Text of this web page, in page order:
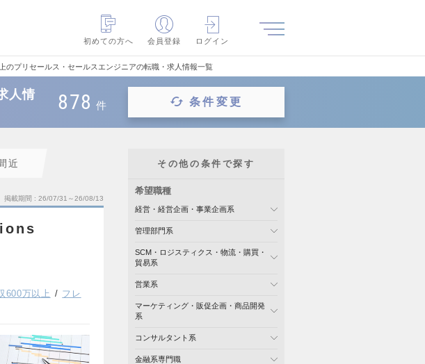
初めての方へ
会員登録 ログイン
のプリセールス・セールスエンジニアの転職・求人情報一覧
人情
878 件 条件変更
近
掲載期間 26/07/31～26/08/13
600万以上
フレ
その他の条件で探す
希望職種
経営・経営企画・事業企画系
管理部門系
SCM・ロジスティクス・物流・購買・
貿易系
営業系
マーケティング・販促企画・商品開発
系
コンサルタント系
金融系専門職